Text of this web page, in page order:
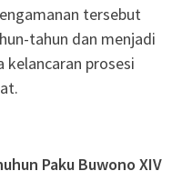
tersebut
tahun dan menjadi
kelancaran prosesi
Paku Buwono XIV